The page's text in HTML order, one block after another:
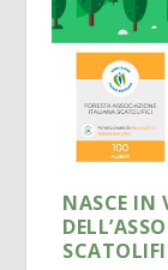
NASCE IN